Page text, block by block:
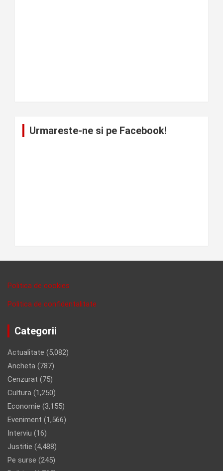
Urmareste-ne si pe Facebook!
Politica de cookies
Politica de confidentalitate
Categorii
Actualitate (5,082)
Ancheta (787)
Cenzurat (75)
Cultura (1,250)
Economie (3,155)
Eveniment (1,566)
Interviu (16)
Justitie (4,488)
Pe surse (245)